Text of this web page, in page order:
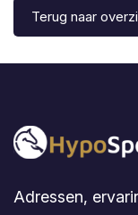
Terug naar
Adressen,